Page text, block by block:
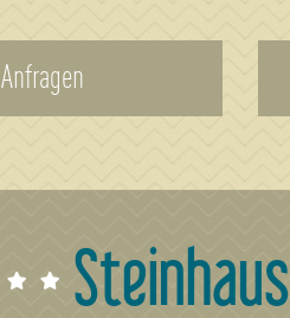
Anfragen
Steinhaus